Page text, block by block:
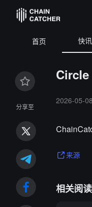
首页 快讯
分享至
Circle
2026-05-
来源
相关阅读